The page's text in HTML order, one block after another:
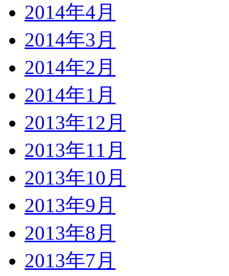
2014年4月
2014年3月
2014年2月
2014年1月
2013年12月
2013年11月
2013年10月
2013年9月
2013年8月
2013年7月